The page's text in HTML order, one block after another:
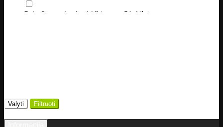
Dviračių parduotuvė Vikingų g. 5A, Vilnius
Valyti Filtruoti